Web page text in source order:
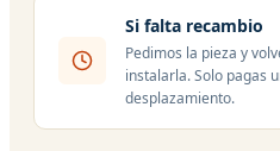
Si falta recambio
Pedimos la pieza y
instalarla. Solo pagas
desplazamiento.